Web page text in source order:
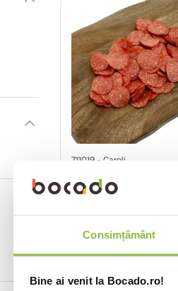
Consimțământ
Bine ai venit la Bocado.ro!
711019 Caroli
Pepperoni, feliat Ø